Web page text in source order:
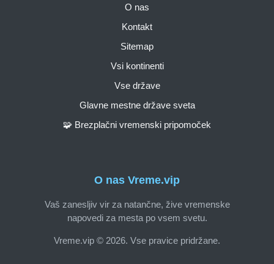
O nas Vreme.vip
Vaš zanesljiv vir za natančne, žive vremenske
napovedi za mesta po vsem svetu.
Vreme.vip © 2026. Vse pravice pridržane.
O nas
Kontakt
Sitemap
Vsi kontinenti
Vse države
Glavne mestne države sveta
🧩 Brezplačni vremenski pripomoček